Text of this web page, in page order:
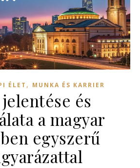
ÉLET , MUNKA ÉS KARRIER
és
a magyar
egyszerű